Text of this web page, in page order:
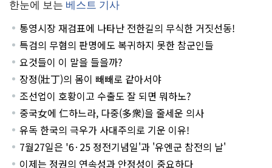
한눈에 보는 베스트 기사
통영시장 재검표에 나타난 전한길의 무식한 거짓선동!
특검의 무혐의 판명에도 복귀하지 못한 참군인들
요것들이 이 말을 들을까?
장정(壯丁)의 몸이 빼빼로 같아서야
조선업이 호황이고 수출도 잘 되면 뭐하노?
중국女에 仁하느라, 다중(多衆)을 줄세운 의사
유독 한국의 극우가 사대주의로 기운 이유!
7월27일은 '6·25 정전기념일'과 '유엔군 참전의 날'
이제는 정권의 연속성과 안정성이 중요하다